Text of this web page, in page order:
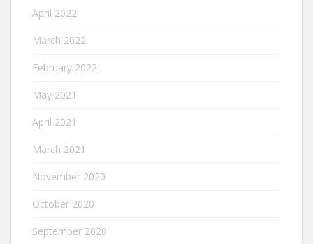
April 2022
March 2022
February 2022
May 2021
April 2021
March 2021
November 2020
October 2020
September 2020